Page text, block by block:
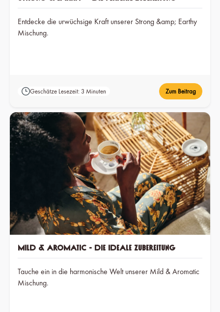
Entdecke die urwüchsige Kraft unserer Strong &amp; Earthy
Mischung.
Geschätze Lesezeit: 3 Minuten Zum Beitrag
Mild & Aromatic - Die ideale Zubereitung
Tauche ein in die harmonische Welt unserer Mild & Aromatic
Mischung.